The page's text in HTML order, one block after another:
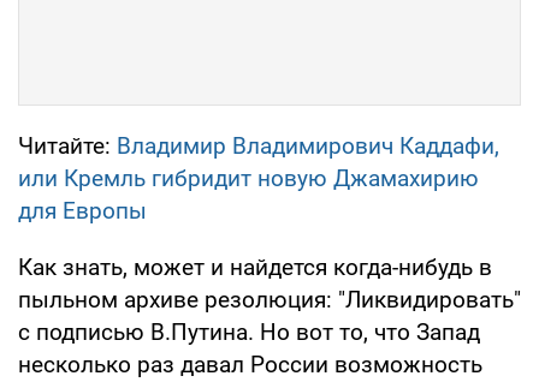
Читайте: Владимир Владимирович Каддафи,
или Кремль гибридит новую Джамахирию
для Европы
Как знать, может и найдется когда-нибудь в
пыльном архиве резолюция: "Ликвидировать"
с подписью В.Путина. Но вот то, что Запад
несколько раз давал России возможность